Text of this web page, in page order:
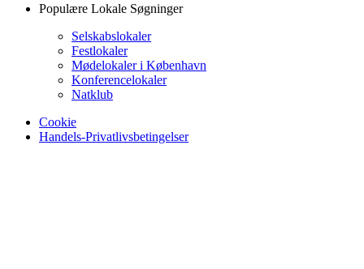
Populære Lokale Søgninger
Selskabslokaler
Festlokaler
Mødelokaler i København
Konferencelokaler
Natklub
Cookie
Handels-Privatlivsbetingelser